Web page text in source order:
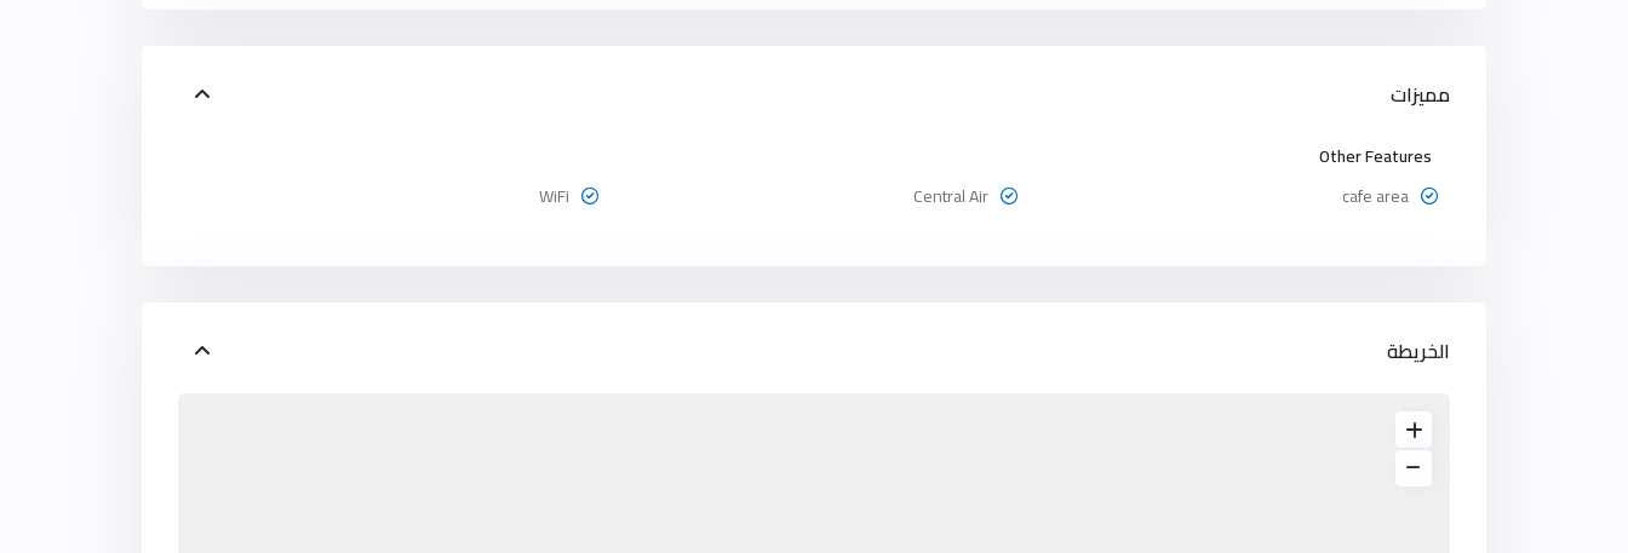
مميزات
Other Features
cafe area
Central Air
WiFi
الخريطة